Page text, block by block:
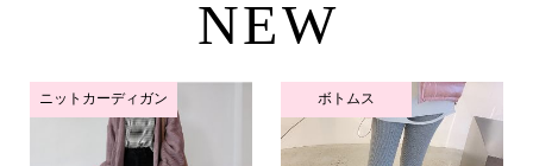
NEW
ニットカーディガン ボトムス